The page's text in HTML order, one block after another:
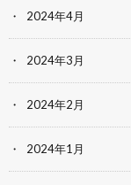
2024年4月
2024年3月
2024年2月
2024年1月